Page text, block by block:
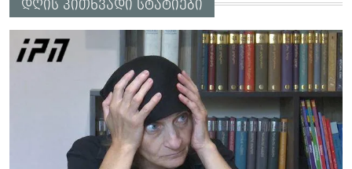
დღის კითხვადი სტატიები